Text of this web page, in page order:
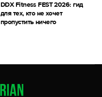
DDX Fitness FEST 2026: гид
для тех, кто не хочет
пропустить ничего